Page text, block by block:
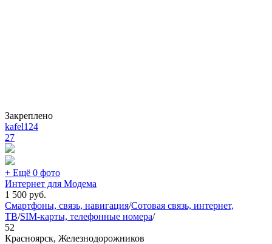
Закреплено
kafel124
27
+ Ещё 0 фото
Интернет для Модема
1 500 руб.
Смартфоны, связь, навигация/Сотовая связь, интернет,
ТВ/SIM-карты, телефонные номера/
52
Красноярск, Железнодорожников